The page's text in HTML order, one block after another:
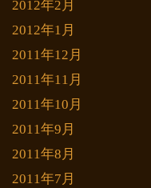
2012年2月
2012年1月
2011年12月
2011年11月
2011年10月
2011年9月
2011年8月
2011年7月